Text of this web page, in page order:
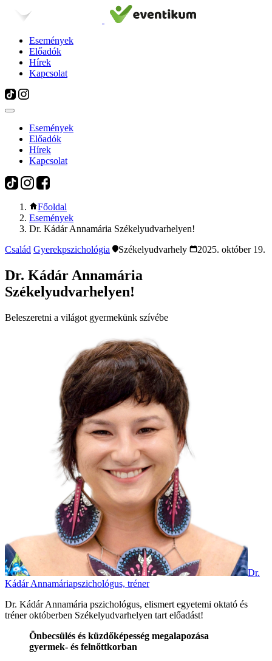
Események
Előadók
Hírek
Kapcsolat
Események
Előadók
Hírek
Kapcsolat
Főoldal
Események
Dr. Kádár Annamária Székelyudvarhelyen!
Család Gyerekpszichológia Székelyudvarhely 2025. október 19.
Dr. Kádár Annamária
Székelyudvarhelyen!
Beleszeretni a világot gyermekünk szívébe
Dr.
Kádár Annamáriapszichológus, tréner
Dr. Kádár Annamária pszichológus, elismert egyetemi oktató és
tréner októberben Székelyudvarhelyen tart előadást!
Önbecsülés és küzdőképesség megalapozása
gyermek- és felnőttkorban